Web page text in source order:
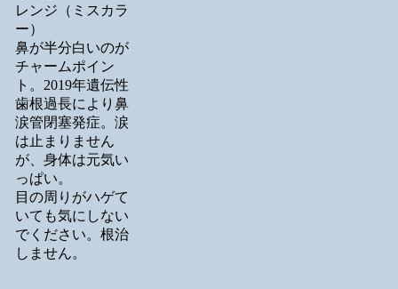
レンジ（ミスカラ
ー）
鼻が半分白いのが
チャームポイン
ト。2019年遺伝性
歯根過長により鼻
涙管閉塞発症。涙
は止まりません
が、身体は元気い
っぱい。
目の周りがハゲて
いても気にしない
でください。根治
しません。